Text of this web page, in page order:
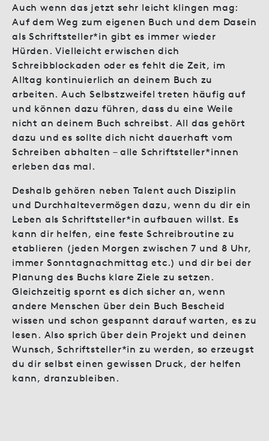
Auch wenn das jetzt sehr leicht klingen mag:
Auf dem Weg zum eigenen Buch und dem Dasein
als Schriftsteller*in gibt es immer wieder
Hürden. Vielleicht erwischen dich
Schreibblockaden oder es fehlt die Zeit, im
Alltag kontinuierlich an deinem Buch zu
arbeiten. Auch Selbstzweifel treten häufig auf
und können dazu führen, dass du eine Weile
nicht an deinem Buch schreibst. All das gehört
dazu und es sollte dich nicht dauerhaft vom
Schreiben abhalten – alle Schriftsteller*innen
erleben das mal.
Deshalb gehören neben Talent auch Disziplin
und Durchhaltevermögen dazu, wenn du dir ein
Leben als Schriftsteller*in aufbauen willst. Es
kann dir helfen, eine feste Schreibroutine zu
etablieren (jeden Morgen zwischen 7 und 8 Uhr,
immer Sonntagnachmittag etc.) und dir bei der
Planung des Buchs klare Ziele zu setzen.
Gleichzeitig spornt es dich sicher an, wenn
andere Menschen über dein Buch Bescheid
wissen und schon gespannt darauf warten, es zu
lesen. Also sprich über dein Projekt und deinen
Wunsch, Schriftsteller*in zu werden, so erzeugst
du dir selbst einen gewissen Druck, der helfen
kann, dranzubleiben.